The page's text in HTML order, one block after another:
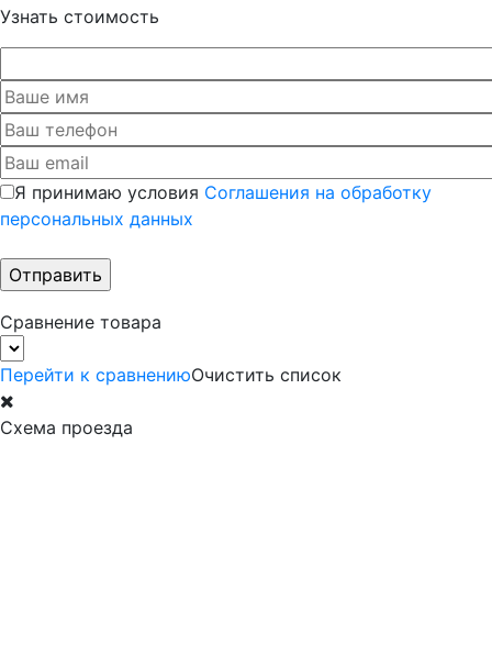
Узнать стоимость
Я принимаю условия Соглашения на обработку
персональных данных
Сравнение товара
Перейти к сравнениюОчистить список
Схема проезда